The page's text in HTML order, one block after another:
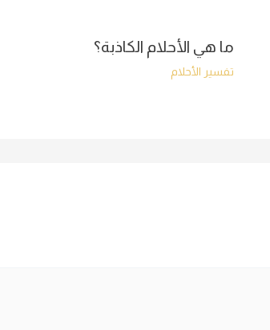
ما هي الأحلام الكاذبة؟
تفسير الأحلام